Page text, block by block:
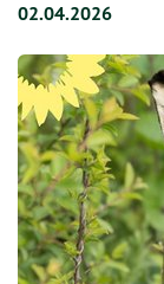
02.04.2026